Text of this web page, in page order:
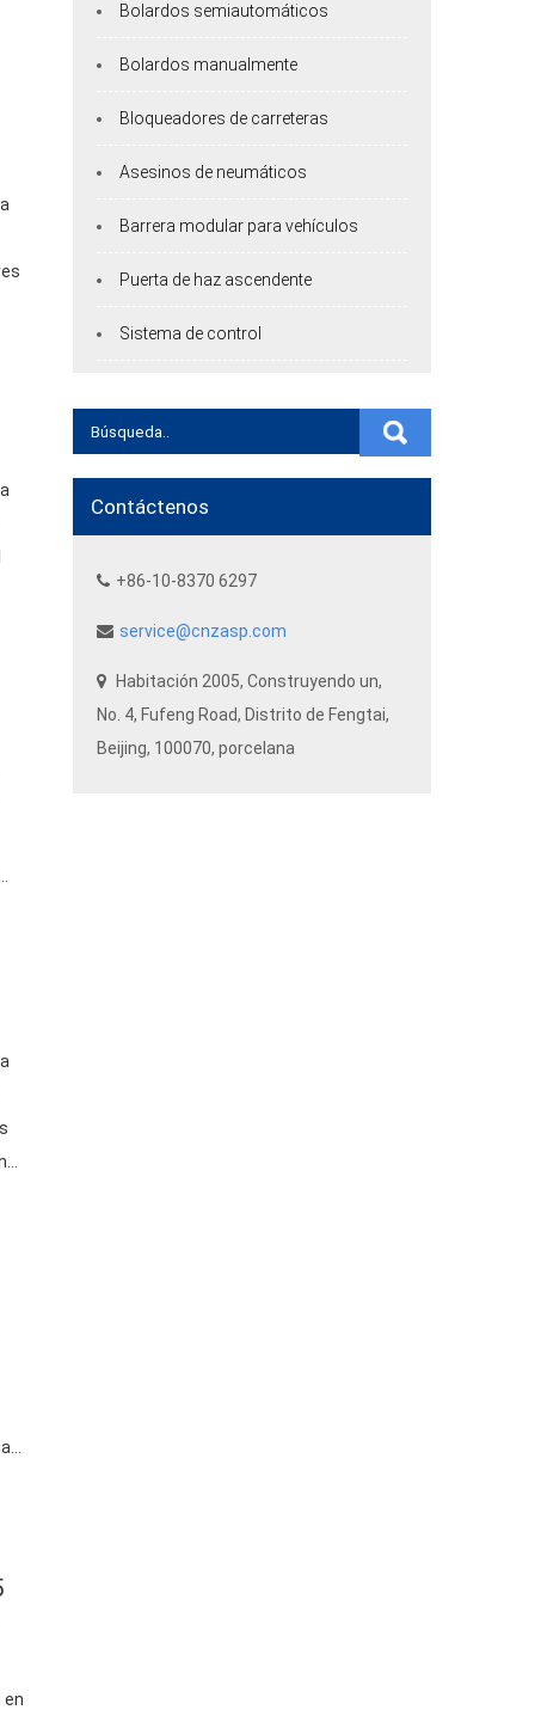
en
Bolardos semiautomáticos
Bolardos manualmente
Bloqueadores de carreteras
Asesinos de neumáticos
Barrera modular para vehículos
Puerta de haz ascendente
Sistema de control
Contáctenos
+86-10-8370 6297
service@cnzasp.com
Habitación 2005, Construyendo un,
No. 4, Fufeng Road, Distrito de Fengtai,
Beijing, 100070, porcelana